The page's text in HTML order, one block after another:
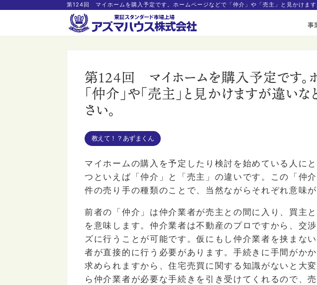
第124回 マイホームを購入予定です。ホームページなどで「仲介」や「売主」と見かけます
事
第124回 マイホームを購入予定です。
「仲介」や「売主」と見かけますが違いな
さい。
教えて！？あずまくん
マイホームの購入を予定したり検討を始めている人に
つといえば「仲介」と「売主」の違いです。この「仲
件の売り手の種類のことで、当然ながらそれぞれ意味が
前者の「仲介」は仲介業者が売主との間に入り、買主
を意味します。仲介業者は不動産のプロですから、交
ズに行うことが可能です。仮にもし仲介業者を挟まな
者が直接的に行う必要があります。手続きに手間がか
求められますから、住宅売買に関する知識がないと大
ら仲介業者が必要な手続きを引き受けてくれるので、